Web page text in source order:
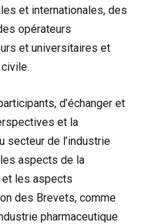
et internationales, des
opérateurs
et universitaires et
d’échanger et
et la
secteur de l’industrie
aspects de la
et les aspects
des Brevets, comme
pharmaceutique